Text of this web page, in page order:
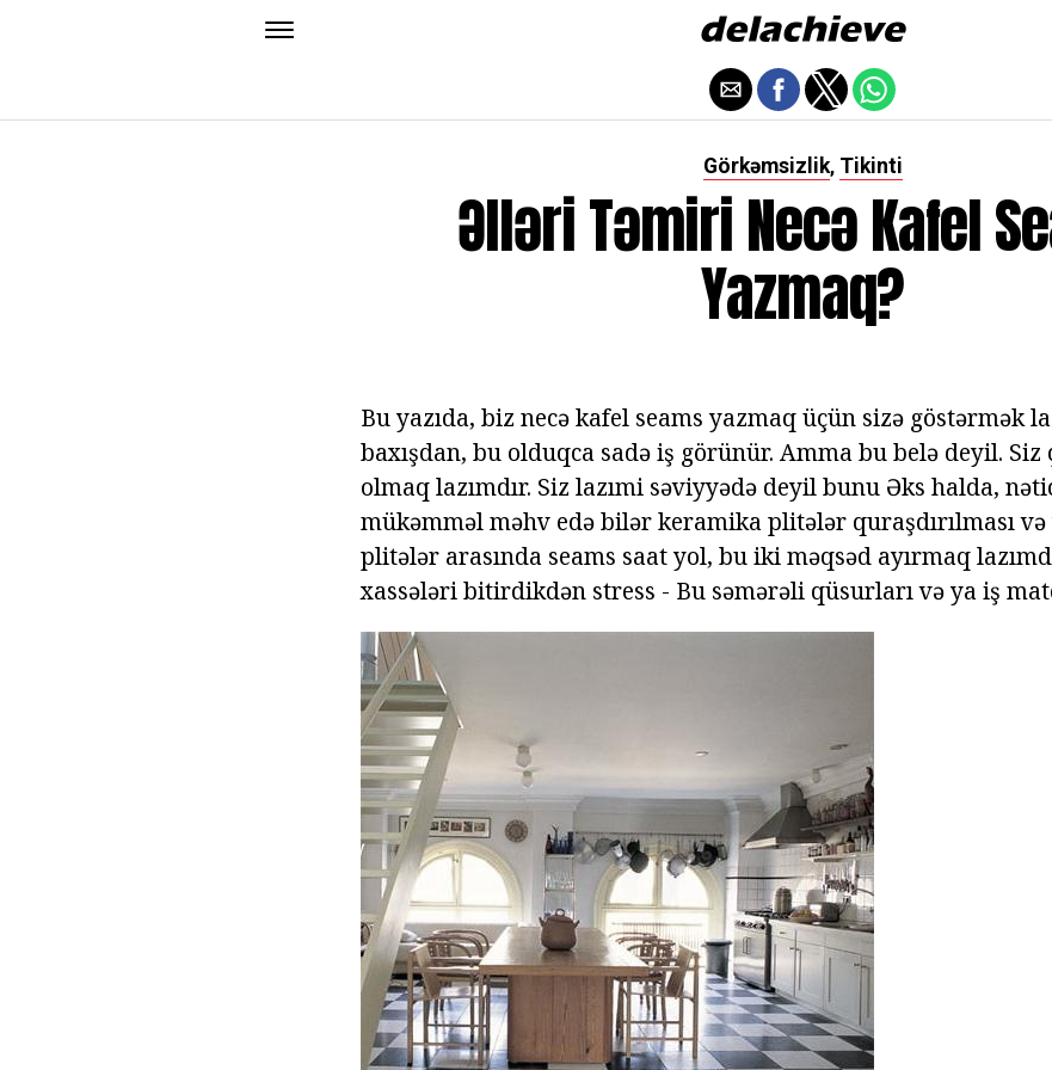
Görkəmsizlik, Tikinti
Əlləri Təmiri Necə Kafel
Yazmaq?
Bu yazıda, biz necə kafel seams yazmaq üçün sizə göstərmək
baxışdan, bu olduqca sadə iş görünür. Amma bu belə deyil.
olmaq lazımdır. Siz lazımi səviyyədə deyil bunu Əks halda,
mükəmməl məhv edə bilər keramika plitələr quraşdırılması
plitələr arasında seams saat yol, bu iki məqsəd ayırmaq
xassələri bitirdikdən stress - Bu səmərəli qüsurları və ya iş